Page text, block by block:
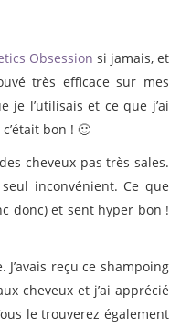
Obsession si jamais, et
très efficace sur mes
je l’utilisais et ce que j’ai
bon ! 🙂
cheveux pas très sales.
inconvénient. Ce que
donc) et sent hyper bon !
J’avais reçu ce shampoing
cheveux et j’ai apprécié
le trouverez également